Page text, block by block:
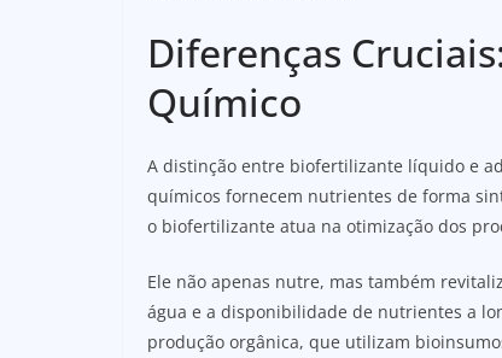
Diferenças
Químico
A distinção entre biofertilizante líquido e
químicos fornecem nutrientes de forma
o biofertilizante atua na otimização dos
Ele não apenas nutre, mas também
água e a disponibilidade de nutrientes a
produção orgânica, que utilizam